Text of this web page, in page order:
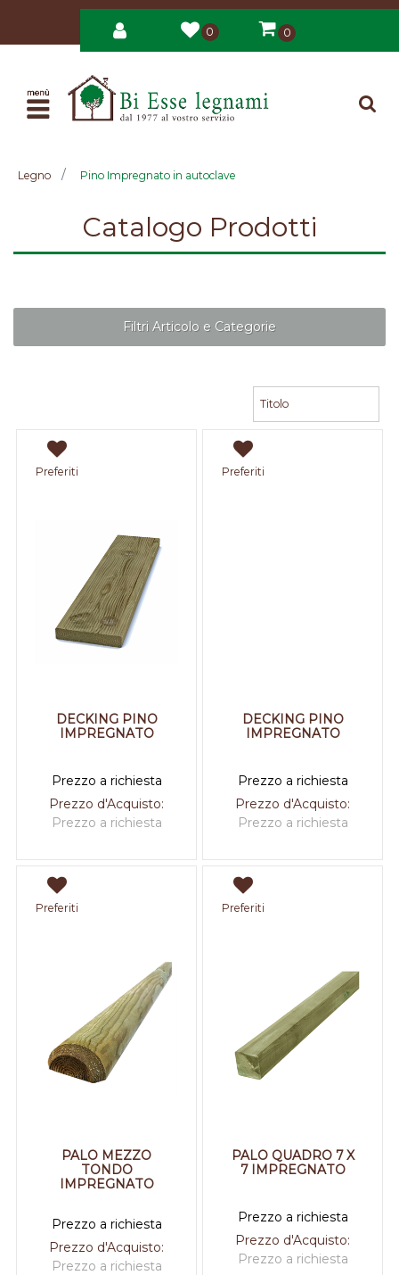
0 0
Open
Legno Pino Impregnato in autoclave
Catalogo Prodotti
Filtri Articolo e Categorie
Preferiti
DECKING PINO
IMPREGNATO
Prezzo a richiesta
Prezzo d'Acquisto:
Prezzo a richiesta
Preferiti
DECKING PINO
IMPREGNATO
Prezzo a richiesta
Prezzo d'Acquisto:
Prezzo a richiesta
Preferiti
PALO MEZZO
TONDO
IMPREGNATO
Prezzo a richiesta
Prezzo d'Acquisto:
Prezzo a richiesta
Preferiti
PALO QUADRO 7 X
7 IMPREGNATO
Prezzo a richiesta
Prezzo d'Acquisto:
Prezzo a richiesta